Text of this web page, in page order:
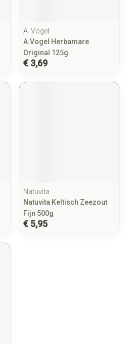
A. Vogel
A.Vogel Herbamare
Original 125g
€ 3,69
Natuvita
Natuvita Keltisch Zeezout
Fijn 500g
€ 5,95